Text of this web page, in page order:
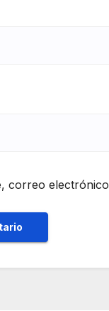
correo